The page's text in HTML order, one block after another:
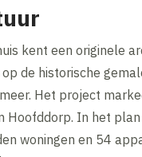
kent een originele
de historische
Het project
Hoofddorp. In het
woningen en 54